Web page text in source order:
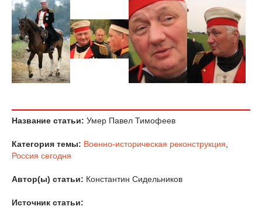
Название статьи: Умер Павел Тимофеев
Категория темы: Военно-историческая реконструкция,
Россия сегодня
Автор(ы) статьи: Константин Сидельников
Источник статьи: